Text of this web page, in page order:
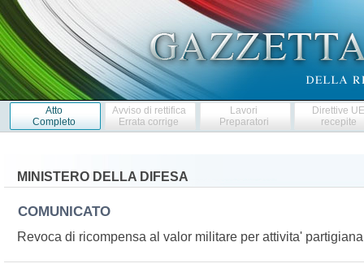
Atto
Completo
Avviso di rettifica
Errata corrige
Lavori
Preparatori
Direttive
recepite
MINISTERO DELLA DIFESA
COMUNICATO
Revoca di ricompensa al valor militare per attivita'